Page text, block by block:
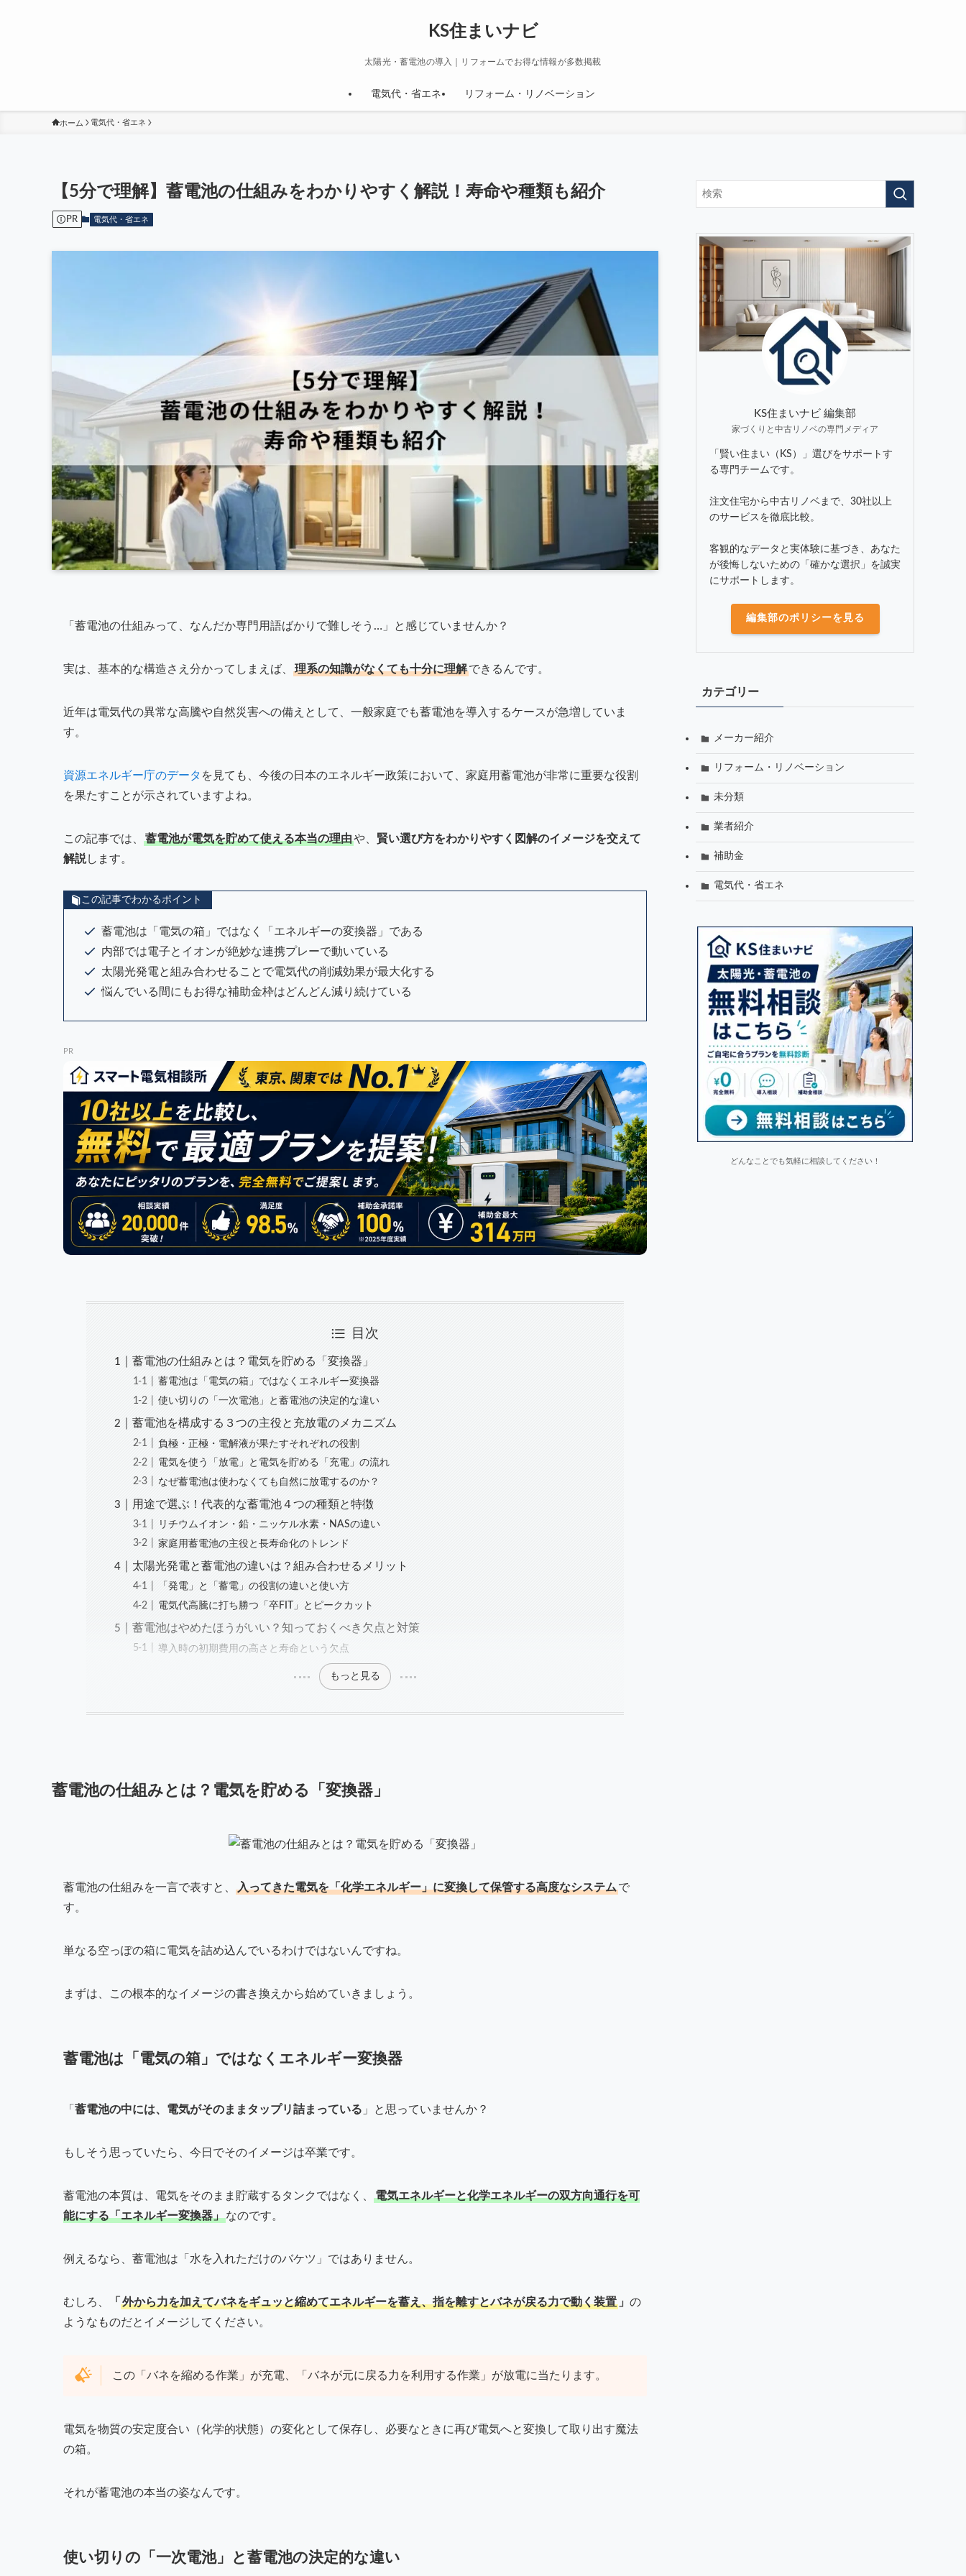
KS住まいナビ
太陽光・蓄電池の導入｜リフォームでお得な情報が多数掲載
電気代・省エネ リフォーム・リノベーション
ホーム 電気代・省エネ
【5分で理解】蓄電池の仕組みをわかりやすく解説！寿命や種類も紹介
PR 電気代・省エネ
「蓄電池の仕組みって、なんだか専門用語ばかりで難しそう…」と感じていませんか？
実は、基本的な構造さえ分かってしまえば、 理系の知識がなくても十分に理解できるんです。
近年は電気代の異常な高騰や自然災害への備えとして、一般家庭でも蓄電池を導入するケースが急増していま
す。
資源エネルギー庁のデータ を見ても、今後の日本のエネルギー政策において、家庭用蓄電池が非常に重要な役割
を果たすことが示されていますよね。
この記事では、 蓄電池が電気を貯めて使える本当の理由や、 賢い選び方をわかりやすく図解のイメージを交えて
解説します。
この記事でわかるポイント
蓄電池は「電気の箱」ではなく「エネルギーの変換器」である
内部では電子とイオンが絶妙な連携プレーで動いている
太陽光発電と組み合わせることで電気代の削減効果が最大化する
悩んでいる間にもお得な補助金枠はどんどん減り続けている
PR
目次
蓄電池の仕組みとは？電気を貯める「変換器」
蓄電池は「電気の箱」ではなくエネルギー変換器
使い切りの「一次電池」と蓄電池の決定的な違い
蓄電池を構成する３つの主役と充放電のメカニズム
負極・正極・電解液が果たすそれぞれの役割
電気を使う「放電」と電気を貯める「充電」の流れ
なぜ蓄電池は使わなくても自然に放電するのか？
用途で選ぶ！代表的な蓄電池４つの種類と特徴
リチウムイオン・鉛・ニッケル水素・NASの違い
家庭用蓄電池の主役と長寿命化のトレンド
太陽光発電と蓄電池の違いは？組み合わせるメリット
「発電」と「蓄電」の役割の違いと使い方
電気代高騰に打ち勝つ「卒FIT」とピークカット
蓄電池はやめたほうがいい？知っておくべき欠点と対策
導入時の初期費用の高さと寿命という欠点
もっと見る
蓄電池の仕組みとは？電気を貯める「変換器」
蓄電池の仕組みを一言で表すと、 入ってきた電気を「化学エネルギー」に変換して保管する高度なシステムで
す。
単なる空っぽの箱に電気を詰め込んでいるわけではないんですね。
まずは、この根本的なイメージの書き換えから始めていきましょう。
蓄電池は「電気の箱」ではなくエネルギー変換器
「 蓄電池の中には、電気がそのままタップリ詰まっている 」と思っていませんか？
もしそう思っていたら、今日でそのイメージは卒業です。
蓄電池の本質は、電気をそのまま貯蔵するタンクではなく、
電気エネルギーと化学エネルギーの双方向通行を可
能にする「エネルギー変換器」なのです。
例えるなら、蓄電池は「水を入れただけのバケツ」ではありません。
むしろ、 「 外から力を加えてバネをギュッと縮めてエネルギーを蓄え、指を離すとバネが戻る力で動く装置 」 の
ようなものだとイメージしてください。
この「バネを縮める作業」が充電、「バネが元に戻る力を利用する作業」が放電に当たります。
電気を物質の安定度合い（化学的状態）の変化として保存し、必要なときに再び電気へと変換して取り出す魔法
の箱。
それが蓄電池の本当の姿なんです。
使い切りの「一次電池」と蓄電池の決定的な違い
KS住まいナビ 編集部
家づくりと中古リノベの専門メディア
「賢い住まい（KS）」選びをサポートす
る専門チームです。
注文住宅から中古リノベまで、30社以上
のサービスを徹底比較。
客観的なデータと実体験に基づき、あなた
が後悔しないための「確かな選択」を誠実
にサポートします。
編集部のポリシーを見る
カテゴリー
メーカー紹介
リフォーム・リノベーション
未分類
業者紹介
補助金
電気代・省エネ
どんなことでも気軽に相談してください！